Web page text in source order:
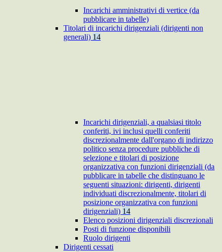
Incarichi amministrativi di vertice (da
pubblicare in tabelle)
Titolari di incarichi dirigenziali (dirigenti non
generali) 14
Incarichi dirigenziali, a qualsiasi titolo
conferiti, ivi inclusi quelli conferiti
discrezionalmente dall'organo di indirizzo
politico senza procedure pubbliche di
selezione e titolari di posizione
organizzativa con funzioni dirigenziali (da
pubblicare in tabelle che distinguano le
seguenti situazioni: dirigenti, dirigenti
individuati discrezionalmente, titolari di
posizione organizzativa con funzioni
dirigenziali) 14
Elenco posizioni dirigenziali discrezionali
Posti di funzione disponibili
Ruolo dirigenti
Dirigenti cessati